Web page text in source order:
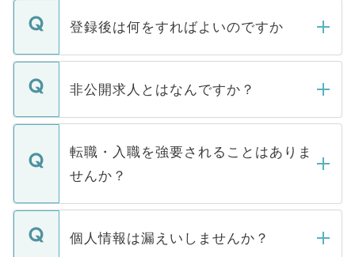
登録後は何をすればよいのですか
ご登録いただきましたら、弊社担当者がご
登録内容を確認し、その後メールもしくは
ます。通常、5営業日以内にはご連絡をせて
いただきますので、しばらくお待ちくださ
い。
非公開求人とはなんですか？
マイナビDOCTORで取り扱っている求人の
うち約3割は、Webサイトからご覧いただ
けない「非公開求人」です。非公開求人は
下記の理由によって、一般には公開してい
ません。
■応募殺到を避けるため 人気のある医療機
転職・入職を強要されることはありま
せんか？
転職・入職を強要することは一切ありませ
ん。また、仮に応募先から内定をいただい
個人情報は漏えいしませんか？